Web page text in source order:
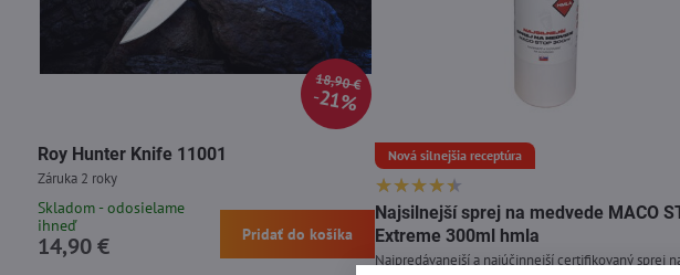
18,90 €
21%
Roy Hunter Knife 11001
Záruka 2 roky
Skladom - odosielame
ihneď
14,90 € Pridať do košíka
Nová silnejšia receptúra
Najsilnejší sprej na medvede MACO
Extreme 300ml hmla
Najpredávanejší a najúčinnejší certifikovaný sprej